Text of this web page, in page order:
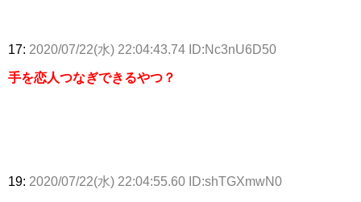
17: 2020/07/22(水) 22:04:43.74 ID:Nc3nU6D50
手を恋人つなぎできるやつ？
19: 2020/07/22(水) 22:04:55.60 ID:shTGXmwN0